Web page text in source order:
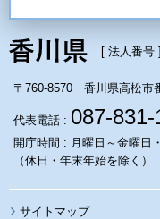
[ 法人番号 ]
〒760-8570 香川県高松市
代表電話 : 087-831-
開庁時間 : 月曜日～金曜日
（休日・年末年始を除く）
サイトマップ